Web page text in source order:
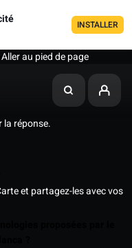
INSTALLER
Aller au pied de page
la réponse.
et partagez-les avec vos